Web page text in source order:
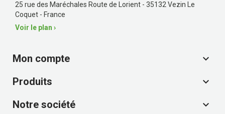
25 rue des Maréchales Route de Lorient - 35132 Vezin Le
Coquet - France
Voir le plan ›
Mon compte

Produits

Notre société
